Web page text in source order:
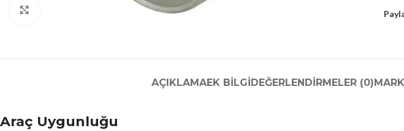
AÇIKLAMAEK BILGI DEĞERLENDIRMELER (0)
Araç Uygunluğu